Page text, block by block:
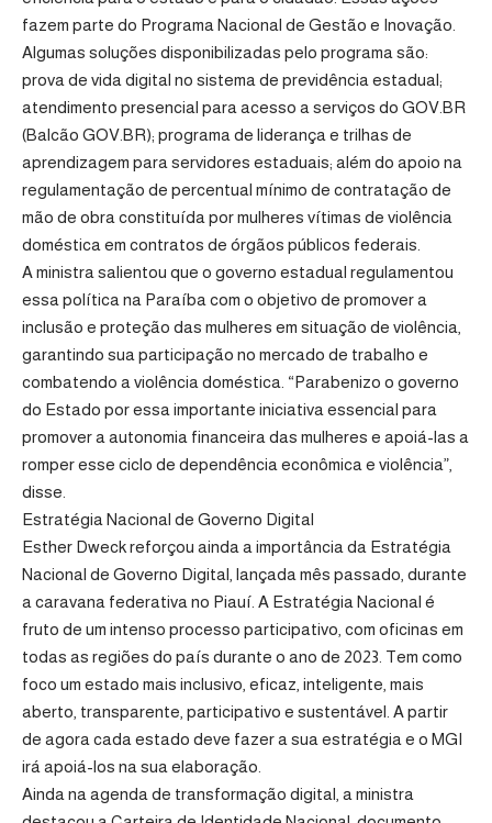
fazem parte do Programa Nacional de Gestão e Inovação.
Algumas soluções disponibilizadas pelo programa são:
prova de vida digital no sistema de previdência estadual;
atendimento presencial para acesso a serviços do GOV.BR
(Balcão GOV.BR); programa de liderança e trilhas de
aprendizagem para servidores estaduais; além do apoio na
regulamentação de percentual mínimo de contratação de
mão de obra constituída por mulheres vítimas de violência
doméstica em contratos de órgãos públicos federais.
A ministra salientou que o governo estadual regulamentou
essa política na Paraíba com o objetivo de promover a
inclusão e proteção das mulheres em situação de violência,
garantindo sua participação no mercado de trabalho e
combatendo a violência doméstica. “Parabenizo o governo
do Estado por essa importante iniciativa essencial para
promover a autonomia financeira das mulheres e apoiá-las a
romper esse ciclo de dependência econômica e violência”,
disse.
Estratégia Nacional de Governo Digital
Esther Dweck reforçou ainda a importância da Estratégia
Nacional de Governo Digital, lançada mês passado, durante
a caravana federativa no Piauí. A Estratégia Nacional é
fruto de um intenso processo participativo, com oficinas em
todas as regiões do país durante o ano de 2023. Tem como
foco um estado mais inclusivo, eficaz, inteligente, mais
aberto, transparente, participativo e sustentável. A partir
de agora cada estado deve fazer a sua estratégia e o MGI
irá apoiá-los na sua elaboração.
Ainda na agenda de transformação digital, a ministra